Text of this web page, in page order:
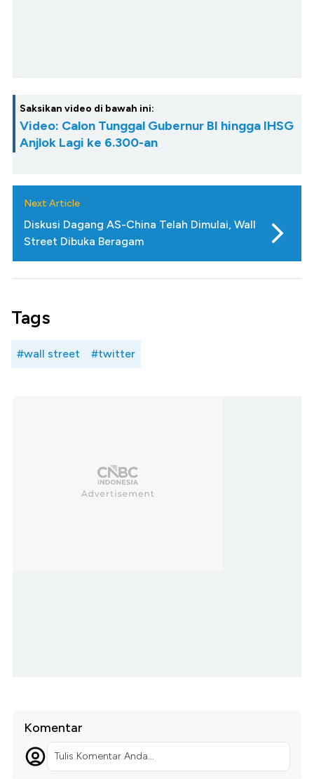
Saksikan video di bawah ini:
Video: Calon Tunggal Gubernur BI hingga IHSG
Anjlok Lagi ke 6.300-an
Next Article
Diskusi Dagang AS-China Telah Dimulai, Wall
Street Dibuka Beragam
Tags
#wall street #twitter
Komentar
Tulis Komentar Anda...